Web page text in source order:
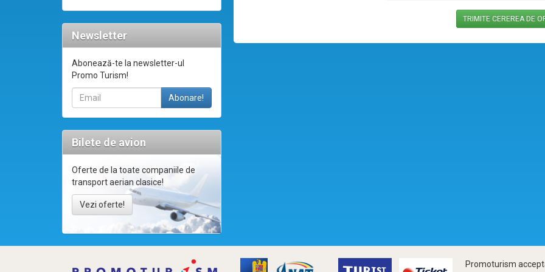
Newsletter
Abonează-te la newsletter-ul
Promo Turism!
Bilete de avion
Oferte de la toate companiile de
transport aerian clasice!
Vezi oferte!
Promoturism